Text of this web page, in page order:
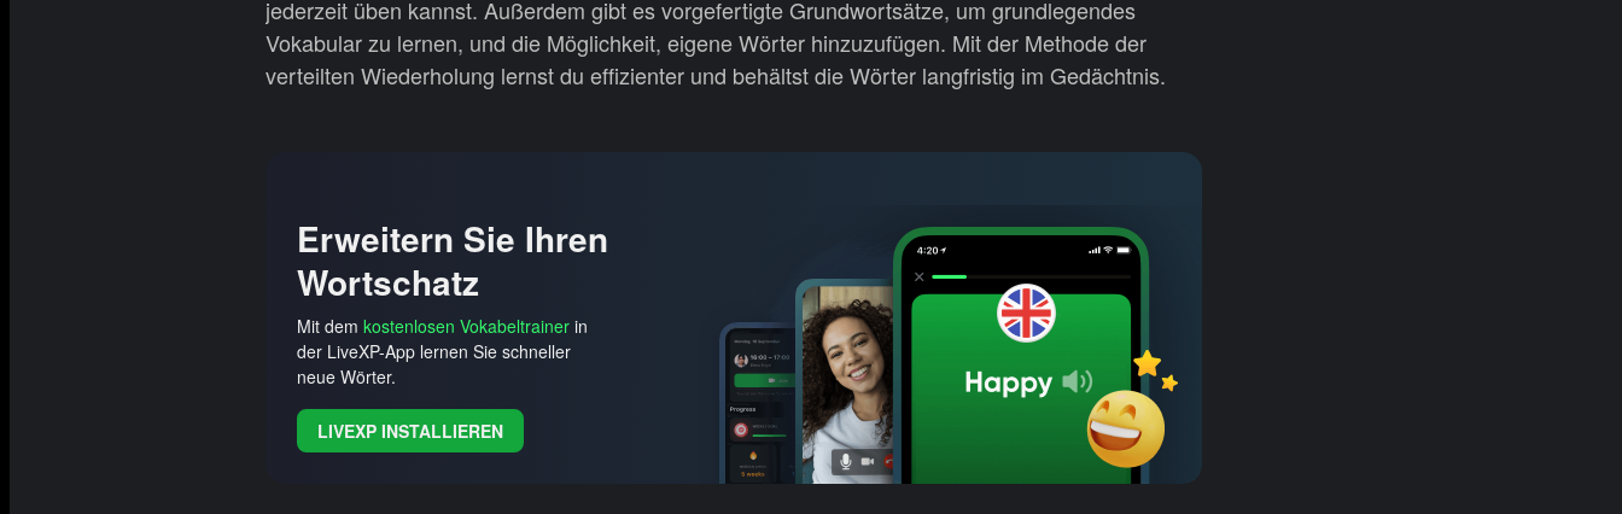
jederzeit üben kannst. Außerdem gibt es vorgefertigte Grundwortsätze, um grundlegendes
Vokabular zu lernen, und die Möglichkeit, eigene Wörter hinzuzufügen. Mit der Methode der
verteilten Wiederholung lernst du effizienter und behältst die Wörter langfristig im Gedächtnis.
Erweitern Sie Ihren
Wortschatz
Mit dem kostenlosen Vokabeltrainer in
der LiveXP-App lernen Sie schneller
neue Wörter.
LIVEXP INSTALLIEREN